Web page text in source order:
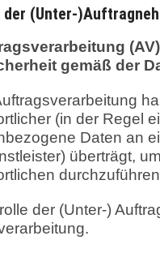
(Unter-
gemäß der
(in der Regel
Daten an
überträgt,
der (Unter-)